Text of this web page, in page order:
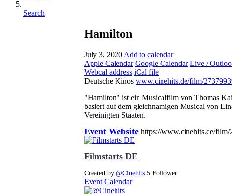
Search
Hamilton
July 3, 2020 Add to calendar
Apple Calendar Google Calendar Live /
Webcal address iCal file
Deutsche Kinos www.cinehits.de/film/
"Hamilton" ist ein Musicalfilm von Thomas
basiert auf dem gleichnamigen Musical von
Vereinigten Staaten.
Event Website https://www.cinehits.de/film/
Filmstarts DE
Created by @Cinehits 5 Follower
Event Calendar